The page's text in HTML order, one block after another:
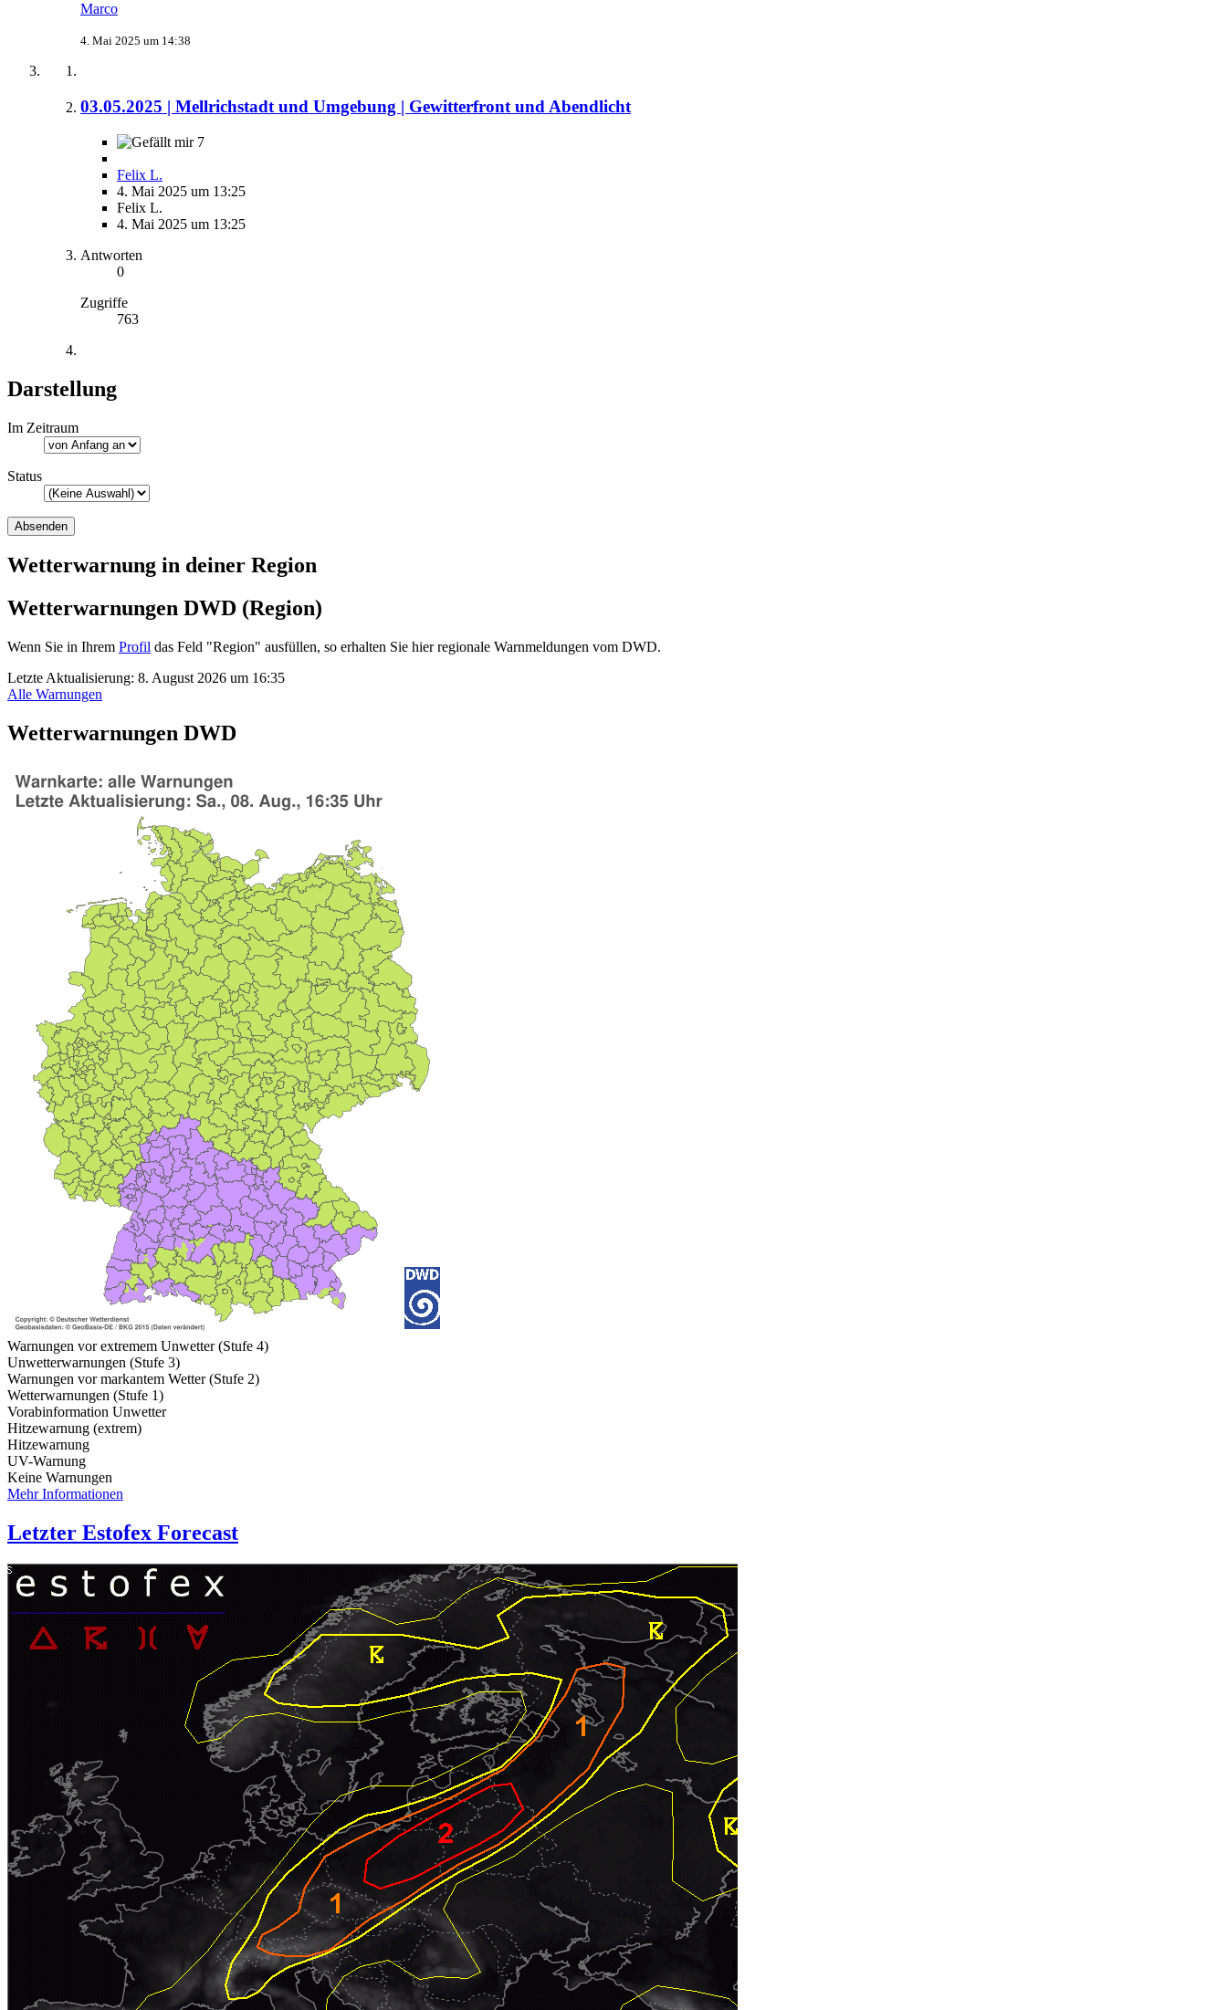
Marco
4. Mai 2025 um 14:38
03.05.2025 | Mellrichstadt und Umgebung | Gewitterfront und Abendlicht
7
Felix L.
4. Mai 2025 um 13:25
Felix L.
4. Mai 2025 um 13:25
Antworten
0
Zugriffe
763
Darstellung
Im Zeitraum
Status
Wetterwarnung in deiner Region
Wetterwarnungen DWD (Region)
Wenn Sie in Ihrem Profil das Feld "Region" ausfüllen, so erhalten Sie hier regionale Warnmeldungen vom DWD.
Letzte Aktualisierung: 8. August 2026 um 16:35
Alle Warnungen
Wetterwarnungen DWD
Warnungen vor extremem Unwetter (Stufe 4)
Unwetterwarnungen (Stufe 3)
Warnungen vor markantem Wetter (Stufe 2)
Wetterwarnungen (Stufe 1)
Vorabinformation Unwetter
Hitzewarnung (extrem)
Hitzewarnung
UV-Warnung
Keine Warnungen
Mehr Informationen
Letzter Estofex Forecast